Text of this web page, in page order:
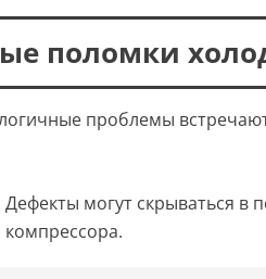
поломки
проблемы
Дефекты могут скрываться в
компрессора.